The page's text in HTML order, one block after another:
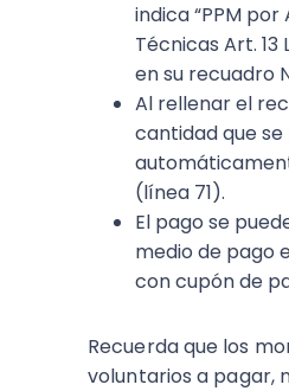
indica “PPM por
Técnicas Art. 13
en su recuadro
Al rellenar el
cantidad que
(línea 71).
El pago se
medio de pago
con cupón de
Recuerda que los
voluntarios a pagar,